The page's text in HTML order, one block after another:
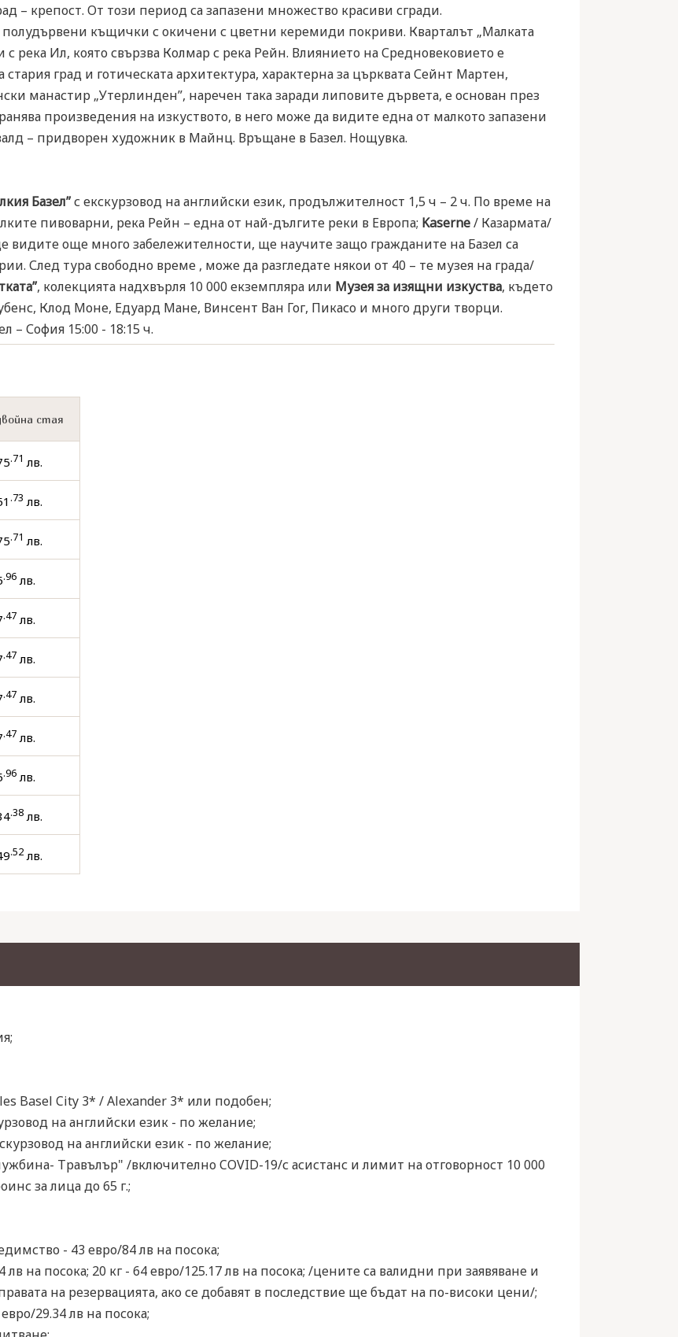
– крепост. От този период са запазени множество красиви сгради.
къщички с окичени с цветни керемиди покриви. Кварталът „Малката
с река Ил, която свързва Колмар с река Рейн. Влиянието на Средновековието е
стария град и готическата архитектура, характерна за църквата Сейнт Мартен,
манастир „Утерлинден”, наречен така заради липовите дървета, е основан през
произведения на изкуството, в него може да видите една от малкото запазени
– придворен художник в Майнц. Връщане в Базел. Нощувка.
Базел”с екскурзовод на английски език, продължителност 1,5 ч – 2 ч. По време на
пивоварни, река Рейн – една от най-дългите реки в Европа; Kaserne/ Казармата/
видите още много забележителности, ще научите защо гражданите на Базел са
След тура свободно време , може да разгледате някои от 40 – те музея на града/
, колекцията надхвърля 10 000 екземпляра или Музея за изящни изкуства, където
Клод Моне, Едуард Мане, Винсент Ван Гог, Пикасо и много други творци.
– София 15:00 - 18:15 ч.
стая
.71 лв.
.73 лв.
.71 лв.
.96лв.
.47лв.
.47лв.
.47лв.
.47лв.
.96лв.
.38лв.
.52лв.
Basel City 3* / Alexander 3* или подобен;
на английски език - по желание;
на английски език - по желание;
Травълър" /включително COVID-19/с асистанс и лимит на отговорност 10 000
за лица до 65 г.;
- 43 евро/84 лв на посока;
на посока; 20 кг - 64 евро/125.17 лв на посока; /цените са валидни при заявяване и
на резервацията, ако се добавят в последствие ще бъдат на по-високи цени/;
29.34 лв на посока;